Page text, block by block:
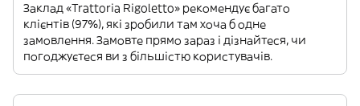
Заклад «Trattoria Rigoletto» рекомендує багато
клієнтів (97%), які зробили там хоча б одне
замовлення. Замовте прямо зараз і дізнайтеся, чи
погоджуєтеся ви з більшістю користувачів.